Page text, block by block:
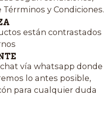
y Condiciones.
están contrastados
vía whatsapp donde
lo antes posible,
para cualquier duda